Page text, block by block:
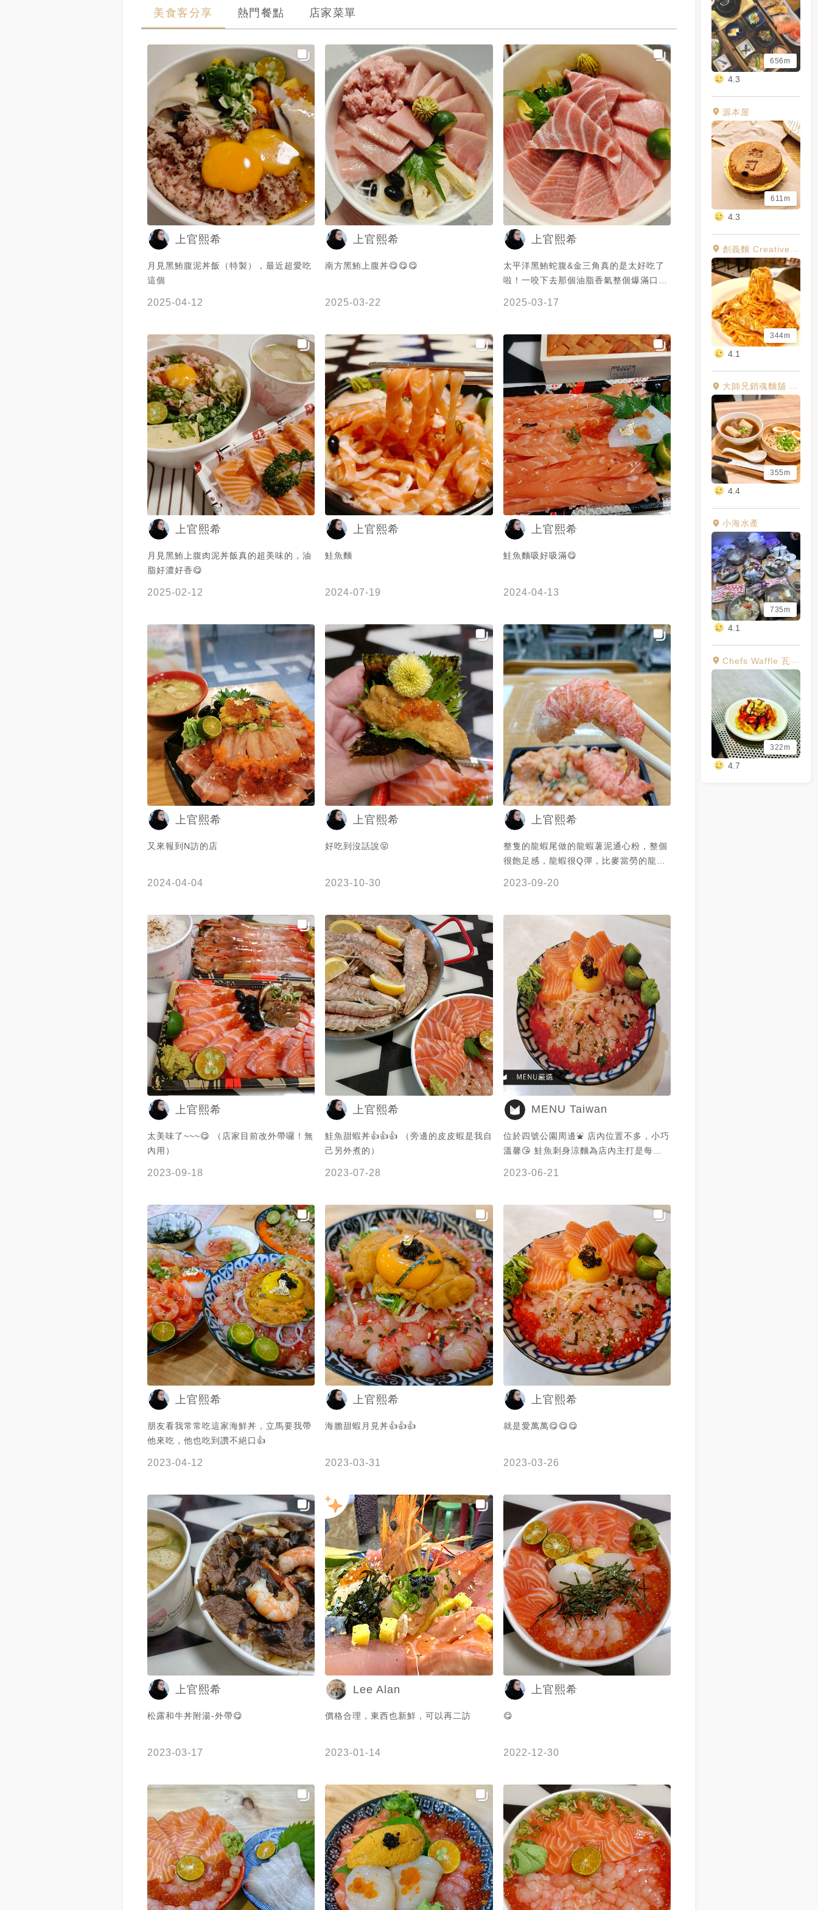
656m
4.3
源本屋
611m
4.3
創義麵 Creative Pasta 永安市場店
344m
4.1
大師兄銷魂麵舖 四號公園店
355m
4.4
小海水產
735m
4.1
Chefs Waffle 瓦福 比利時鬆餅專賣店
322m
4.7
美食客分享 熱門餐點 店家菜單
上官熙希
月見黑鮪腹泥丼飯（特製），最近超愛吃
這個
2025-04-12
上官熙希
南方黑鮪上腹丼😋😋😋
2025-03-22
上官熙希
太平洋黑鮪蛇腹&金三角真的是太好吃了
啦！一咬下去那個油脂香氣整個爆滿口腔
2025-03-17
上官熙希
月見黑鮪上腹肉泥丼飯真的超美味的，油
脂好濃好香😋
2025-02-12
上官熙希
鮭魚麵
2024-07-19
上官熙希
鮭魚麵吸好吸滿😋
2024-04-13
上官熙希
又來報到N訪的店
2024-04-04
上官熙希
好吃到沒話說😝
2023-10-30
上官熙希
整隻的龍蝦尾做的龍蝦薯泥通心粉，整個
很飽足感，龍蝦很Q彈，比麥當勞的龍蝦
2023-09-20
上官熙希
太美味了~~~😋 （店家目前改外帶囉！無
內用）
2023-09-18
上官熙希
鮭魚甜蝦丼👍👍👍 （旁邊的皮皮蝦是我自
己另外煮的）
2023-07-28
MENU Taiwan
位於四號公園周邊⛲️ 店內位置不多，小巧
溫馨😘 鮭魚刺身涼麵為店內主打是每日
2023-06-21
上官熙希
朋友看我常常吃這家海鮮丼，立馬要我帶
他來吃，他也吃到讚不絕口👍
2023-04-12
上官熙希
海膽甜蝦月見丼👍👍👍
2023-03-31
上官熙希
就是愛萬萬😋😋😋
2023-03-26
上官熙希
松露和牛丼附湯-外帶😋
2023-03-17
Lee Alan
價格合理，東西也新鮮，可以再二訪
2023-01-14
上官熙希
😋
2022-12-30